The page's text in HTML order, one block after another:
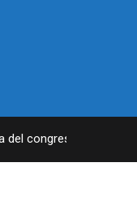
congresista por NY